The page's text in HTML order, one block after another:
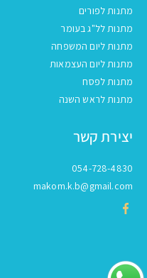
מתנות לפורים
מתנות לל"ג בעומר
מתנות ליום המשפחה
מתנות ליום העצמאות
מתנות לפסח
מתנות לראש השנה
יצירת קשר
054-728-4830
makom.k.b@gmail.com